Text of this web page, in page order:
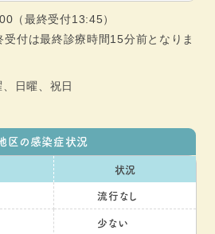
（最終受付13:45）
付は最終診療時間15分前となりま
、日曜、祝日
区の感染症状況
状況
流行なし
少ない